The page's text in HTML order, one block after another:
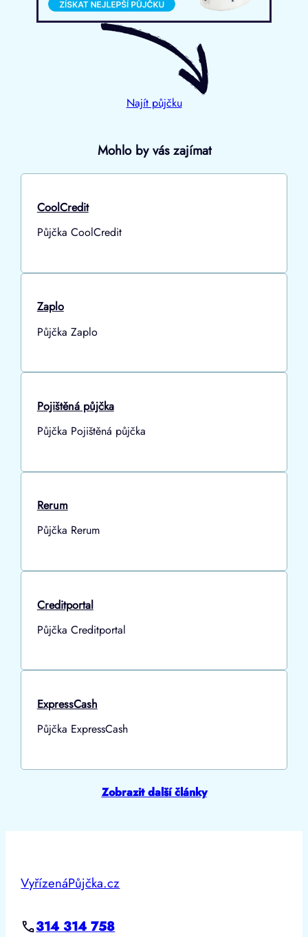
Najít půjčku
Mohlo by vás zajímat
CoolCredit
Půjčka CoolCredit
Zaplo
Půjčka Zaplo
Pojištěná půjčka
Půjčka Pojištěná půjčka
Rerum
Půjčka Rerum
Creditportal
Půjčka Creditportal
ExpressCash
Půjčka ExpressCash
Zobrazit další články
VyřízenáPůjčka.cz
314 314 758